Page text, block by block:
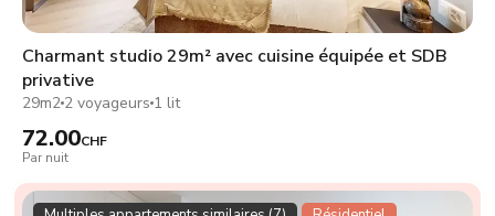
Charmant studio 29m² avec cuisine équipée et SDB
privative
29m2 2 voyageurs 1 lit
72.00CHF
Par nuit